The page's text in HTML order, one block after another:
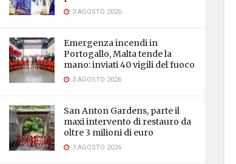
3 AGOSTO 2026
Emergenza incendi in
Portogallo, Malta tende la
mano: inviati 40 vigili del fuoco
3 AGOSTO 2026
San Anton Gardens, parte il
maxi intervento di restauro da
oltre 3 milioni di euro
3 AGOSTO 2026